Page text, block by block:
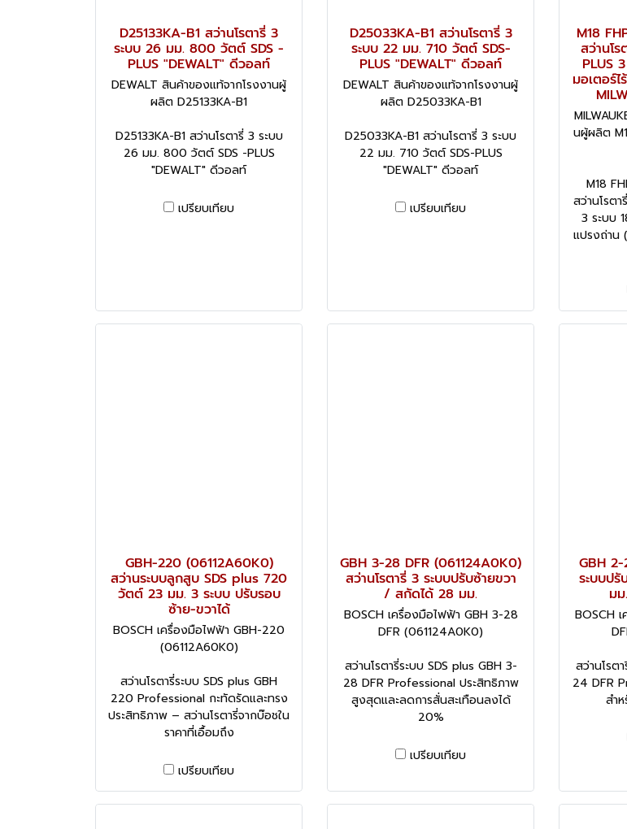
D25133KA-B1 สว่านโรตารี่ 3
ระบบ 26 มม. 800 วัตต์ SDS -
PLUS "DEWALT" ดีวอลท์
DEWALT สินค้าของแท้จากโรงงานผู้
ผลิต D25133KA-B1
D25133KA-B1 สว่านโรตารี่ 3 ระบบ
26 มม. 800 วัตต์ SDS -PLUS
"DEWALT" ดีวอลท์
เปรียบเทียบ
D25033KA-B1 สว่านโรตารี่ 3
ระบบ 22 มม. 710 วัตต์ SDS-
PLUS "DEWALT" ดีวอลท์
DEWALT สินค้าของแท้จากโรงงานผู้
ผลิต D25033KA-B1
D25033KA-B1 สว่านโรตารี่ 3 ระบบ
22 มม. 710 วัตต์ SDS-PLUS
"DEWALT" ดีวอลท์
เปรียบเทียบ
M18
สว่านโร
PLUS
มอเตอร์ไ
นผู้ผลิต
M18
สว่านโรตา
3 ระบบ
แปรงถ่าน
GBH-220 (06112A60K0)
สว่านระบบลูกสูบ SDS plus 720
วัตต์ 23 มม. 3 ระบบ ปรับรอบ
ซ้าย-ขวาได้
BOSCH เครื่องมือไฟฟ้า GBH-220
(06112A60K0)
สว่านโรตารี่ระบบ SDS plus GBH
220 Professional กะทัดรัดและทรง
ประสิทธิภาพ – สว่านโรตารี่จากบ๊อชใน
ราคาที่เอื้อมถึง
เปรียบเทียบ
GBH 3-28 DFR (061124A0K0)
สว่านโรตารี่ 3 ระบบปรับซ้ายขวา
/ สกัดได้ 28 มม.
BOSCH เครื่องมือไฟฟ้า GBH 3-28
DFR (061124A0K0)
สว่านโรตารี่ระบบ SDS plus GBH 3-
28 DFR Professional ประสิทธิภาพ
สูงสุดและลดการสั่นสะเทือนลงได้
20%
เปรียบเทียบ
GBH 2-
ระบบป
ม
BOSCH
สว่านโรต
24 DFR
สำ